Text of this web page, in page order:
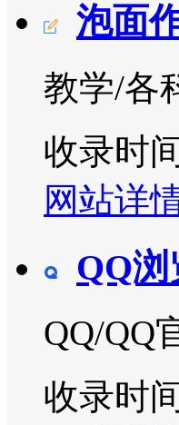
泡面
教学/各
收录时
网站详
QQ浏
QQ/QQ
收录时